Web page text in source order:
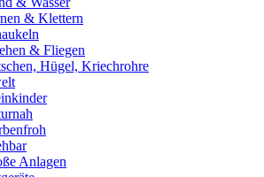
& Klettern
& Fliegen
Hügel, Kriechrohre
Anlagen